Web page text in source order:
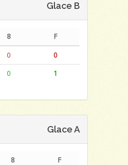
Glace B
8
F
0
0
0 1
Glace A
8
F